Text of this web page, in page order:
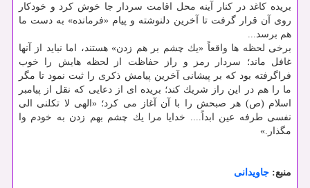
بریده كاغد در كنار آینه محل اقامت سردار جا خوش كرد و خودكار
روی آن قرار گرفت تا آخرین دلنوشته و پیام «فرمانده» به دست ما
هم برسد...
برخی لحظه ها واقعاً «یك چشم بر هم زدن» هستند، اما نباید از آنها
غافل ماند؛ سردار رمز و راز حفاظت از لحظه هایش را خوب
فراگرفته بود كه بر پیشانی آخرین پیامش ذكری را ثبت نمود تا مگر
ما را هم در این راز شریك كند؛ بریده ای از دعایی كه نقل از پیامبر
اسلام (ص) هر صبحش را با آن آغاز می كرد؛ «الهی لا تكلنی الی
نفسی طرفه عین ابداً.... خدایا مرا یك چشم بهم زدن به خودم وا
مگذار.»
منبع: جاویدانی